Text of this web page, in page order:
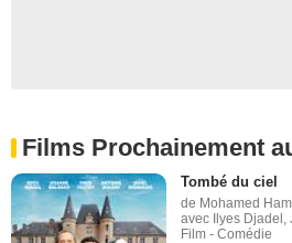
Films Prochainement
Tombé du ciel
de Mohamed
avec Ilyes Djadel,
Film - Comédie